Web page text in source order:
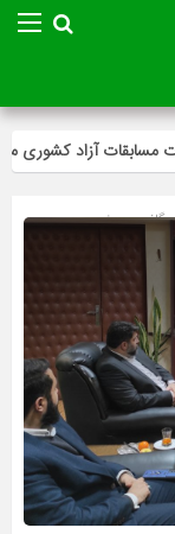
مسابقات آزاد کشوری
گلف»ویژه